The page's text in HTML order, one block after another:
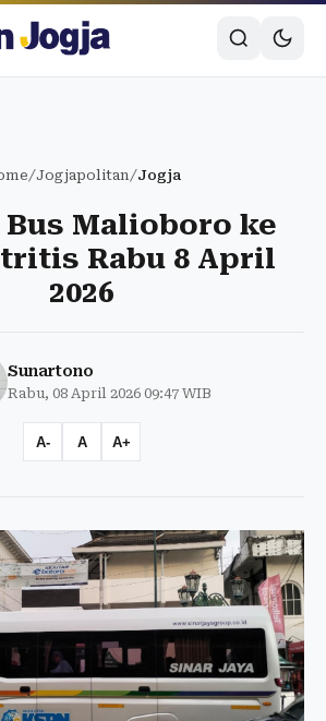
/Jogjapolitan/Jogja
Malioboro ke
Rabu 8 April
2026
Sunartono
Rabu, 08 April 2026 09:47 WIB
A- A A+